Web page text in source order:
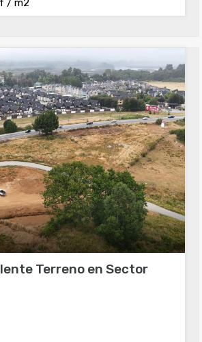
/ m2
Terreno en Sector